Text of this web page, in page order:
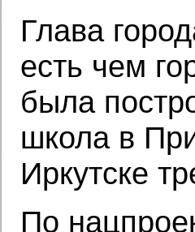
Глава
есть чем
была
школа в
Иркутске
По